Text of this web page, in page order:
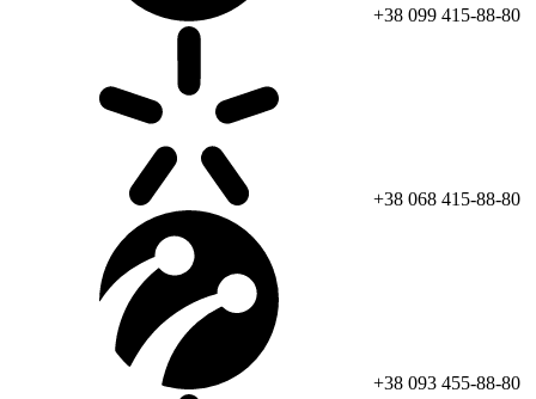
+38 099 415-88-80
+38 068 415-88-80
+38 093 455-88-80